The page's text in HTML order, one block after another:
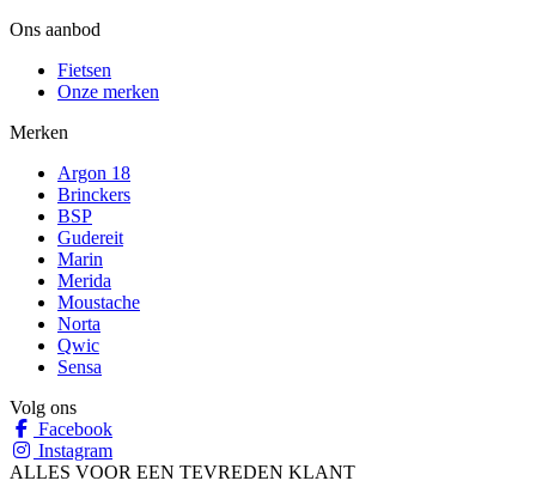
Ons aanbod
Fietsen
Onze merken
Merken
Argon 18
Brinckers
BSP
Gudereit
Marin
Merida
Moustache
Norta
Qwic
Sensa
Volg ons
Facebook
Instagram
ALLES VOOR EEN TEVREDEN KLANT